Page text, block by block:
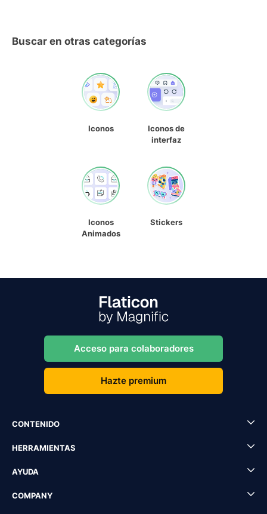
Buscar en otras categorías
Iconos
Iconos de
interfaz
Iconos
Animados
Stickers
Acceso para colaboradores
Hazte premium
CONTENIDO
HERRAMIENTAS
AYUDA
COMPANY